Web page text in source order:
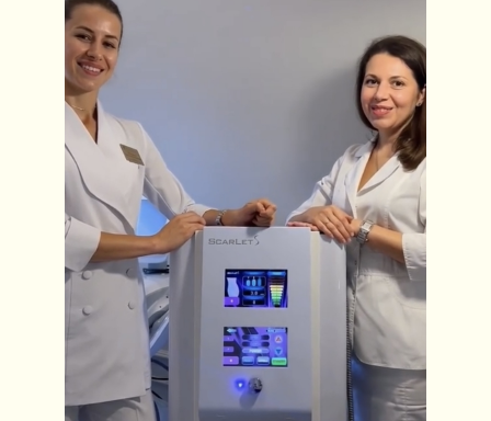
ЗАПИСАТЬСЯ НА КОНСУЛЬТАЦИЮ